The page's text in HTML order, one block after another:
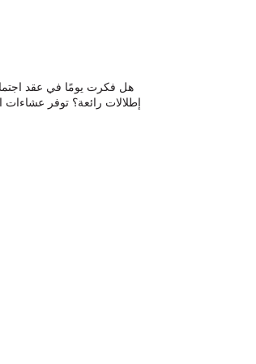
هل فكرت يومًا في عقد
إطلالات رائعة؟ توفر